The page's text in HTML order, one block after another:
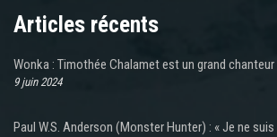
Articles récents
Wonka : Timothée Chalamet est un grand chanteur
9 juin 2024
Paul W.S. Anderson (Monster Hunter) : « Je ne